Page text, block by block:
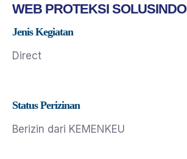
WEB PROTEKSI SOLUSINDO
Jenis Kegiatan
Direct
Status Perizinan
Berizin dari KEMENKEU